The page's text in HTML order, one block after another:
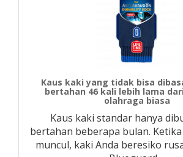
Kaus kaki yang tidak bisa
bertahan 46 kali lebih lama
olahraga biasa
Kaus kaki standar hanya
bertahan beberapa bulan.
muncul, kaki Anda beresiko